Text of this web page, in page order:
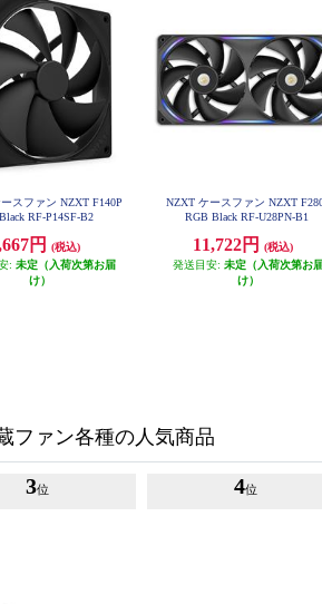
スファン NZXT F140P
RF-P14SF-B2
円
(税込)
: 未定（入荷次第お届
け）
NZXT ケースファン NZXT
RGB Black RF-U28PN-B1
11,722円
(税込)
発送目安: 未定（入荷次第お
け）
ファン各種の人気商品
3位 4位